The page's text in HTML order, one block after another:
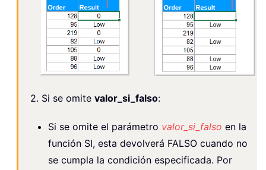
2. Si se omite valor_si_falso:
Si se omite el parámetro valor_si_falso en la
función SI, esta devolverá FALSO cuando no
se cumpla la condición especificada. Por